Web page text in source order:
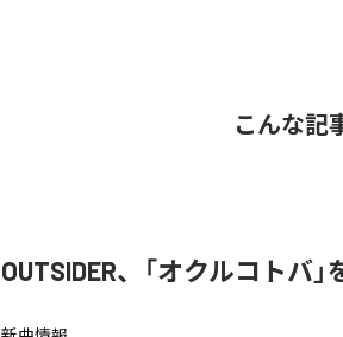
こんな記
OUTSIDER、「オクルコトバ